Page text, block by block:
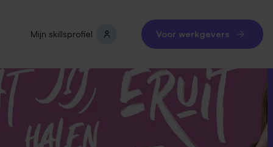
Mijn skillsprofiel Voor werkgevers